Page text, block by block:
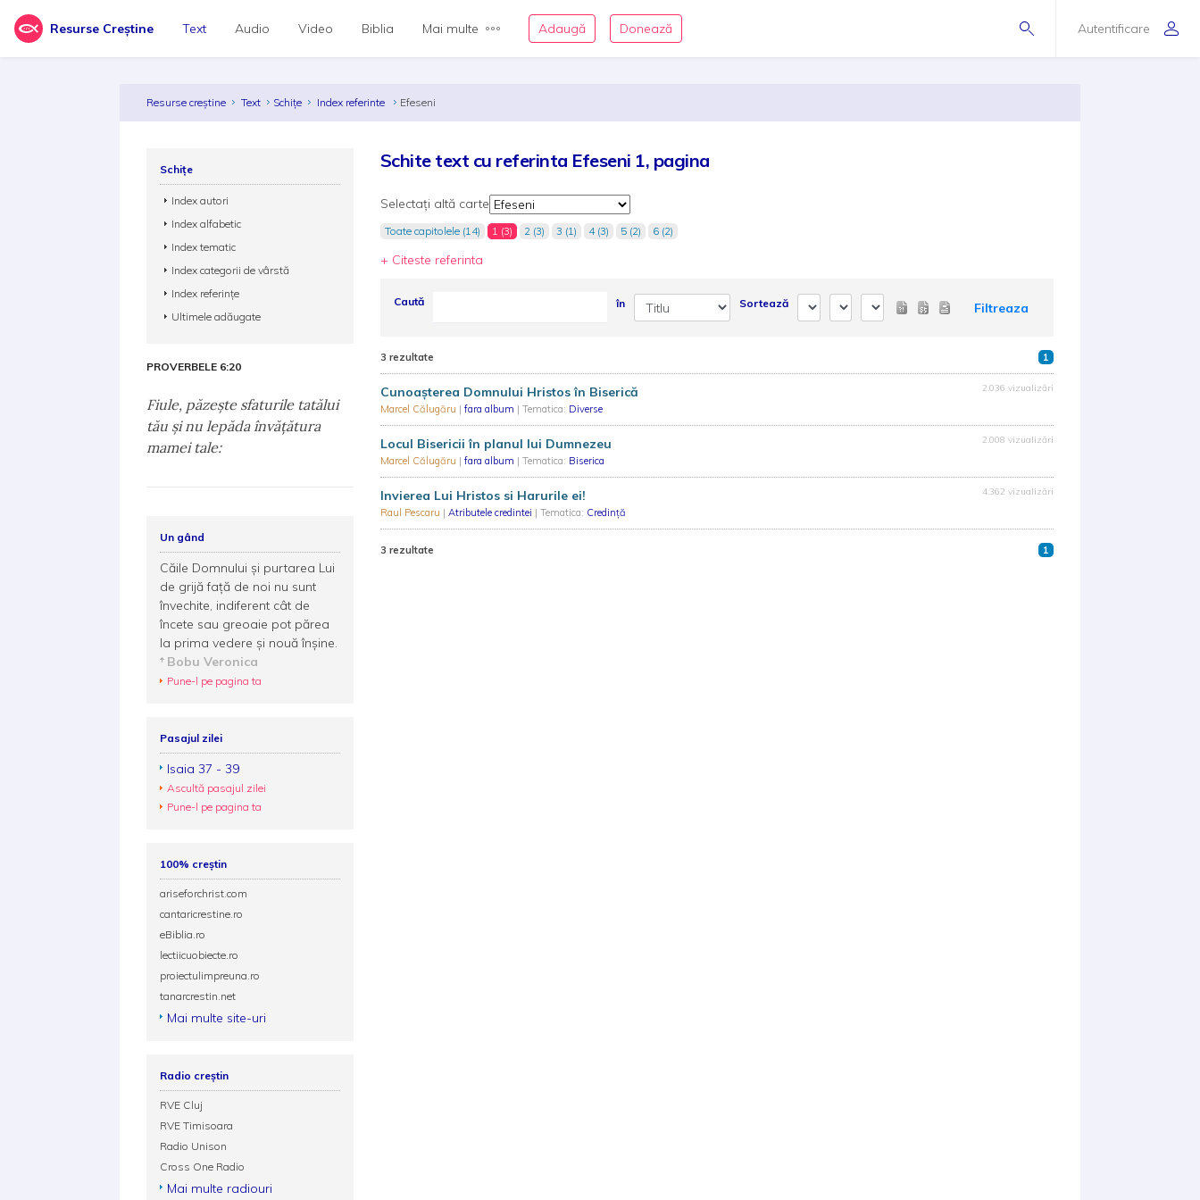
Resurse Creștine Autentificare
Text Audio Video Biblia Mai multe Adaugă Donează
Resurse creștine Text Schițe Index referinte Efeseni
Schite text cu referinta Efeseni 1, pagina
Selectați altă carte
Toate capitolele (14) 1 (3) 2 (3) 3 (1) 4 (3) 5 (2) 6 (2)
+ Citeste referinta
Caută în Sortează Filtreaza
3 rezultate 1
Cunoașterea Domnului Hristos în Biserică
Marcel Călugăru | fara album | Tematica: Diverse
2.036 vizualizări
Locul Bisericii în planul lui Dumnezeu
Marcel Călugăru | fara album | Tematica: Biserica
2.008 vizualizări
Invierea Lui Hristos si Harurile ei!
Raul Pescaru | Atributele credintei | Tematica: Credință
4.362 vizualizări
3 rezultate 1
Schițe
Index autori
Index alfabetic
Index tematic
Index categorii de vârstă
Index referințe
Ultimele adăugate
PROVERBELE 6:20
Fiule, păzeşte sfaturile tatălui
tău şi nu lepăda învăţătura
mamei tale:
Un gând
Căile Domnului şi purtarea Lui
de grijă faţă de noi nu sunt
învechite, indiferent cât de
încete sau greoaie pot părea
la prima vedere şi nouă înşine.
Bobu Veronica
Pune-l pe pagina ta
Pasajul zilei
Isaia 37 - 39
Ascultă pasajul zilei
Pune-l pe pagina ta
100% creștin
ariseforchrist.com
cantaricrestine.ro
eBiblia.ro
lectiicuobiecte.ro
proiectulimpreuna.ro
tanarcrestin.net
Mai multe site-uri
Radio creștin
RVE Cluj
RVE Timisoara
Radio Unison
Cross One Radio
Mai multe radiouri